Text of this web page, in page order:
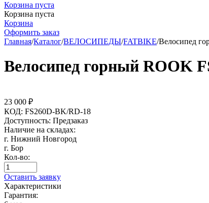
Корзина пуста
Корзина пуста
Корзина
Оформить заказ
Главная/Каталог/ВЕЛОСИПЕДЫ/FATBIKE/Велосипед
Велосипед горный ROOK
23 000 ₽
КОД: FS260D-BK/RD-18
Доступность: Предзаказ
Наличие на складах:
г. Нижний Новгород
г. Бор
Кол-во:
Оставить заявку
Характеристики
Гарантия: